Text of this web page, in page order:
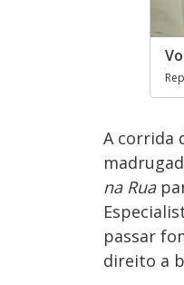
A corrida
na Rua
passar
direito a